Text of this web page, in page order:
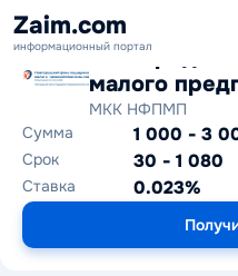
Zaim.com
информационный портал
малого
МКК НФПМП
Сумма
1 000 - 3
Срок 30 - 1 080
Ставка 0.023%